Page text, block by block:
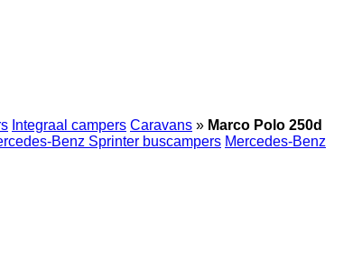
Integraal campers Caravans » Marco Polo 250d
Benz Sprinter buscampers Mercedes-Benz